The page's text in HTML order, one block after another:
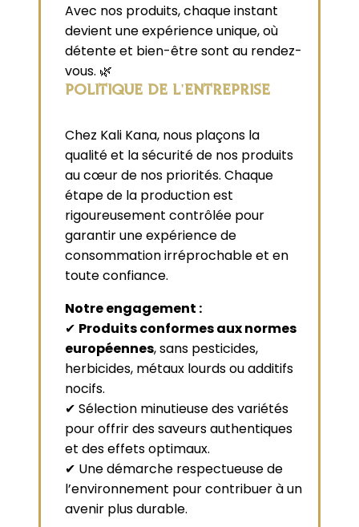
Avec nos produits, chaque instant
devient une expérience unique, où
détente et bien-être sont au rendez-
vous. 🌿
POLITIQUE DE L'ENTREPRISE
Chez Kali Kana, nous plaçons la
qualité et la sécurité de nos produits
au cœur de nos priorités. Chaque
étape de la production est
rigoureusement contrôlée pour
garantir une expérience de
consommation irréprochable et en
toute confiance.
Notre engagement :
✔ Produits conformes aux normes
européennes, sans pesticides,
herbicides, métaux lourds ou additifs
nocifs.
✔ Sélection minutieuse des variétés
pour offrir des saveurs authentiques
et des effets optimaux.
✔ Une démarche respectueuse de
l’environnement pour contribuer à un
avenir plus durable.